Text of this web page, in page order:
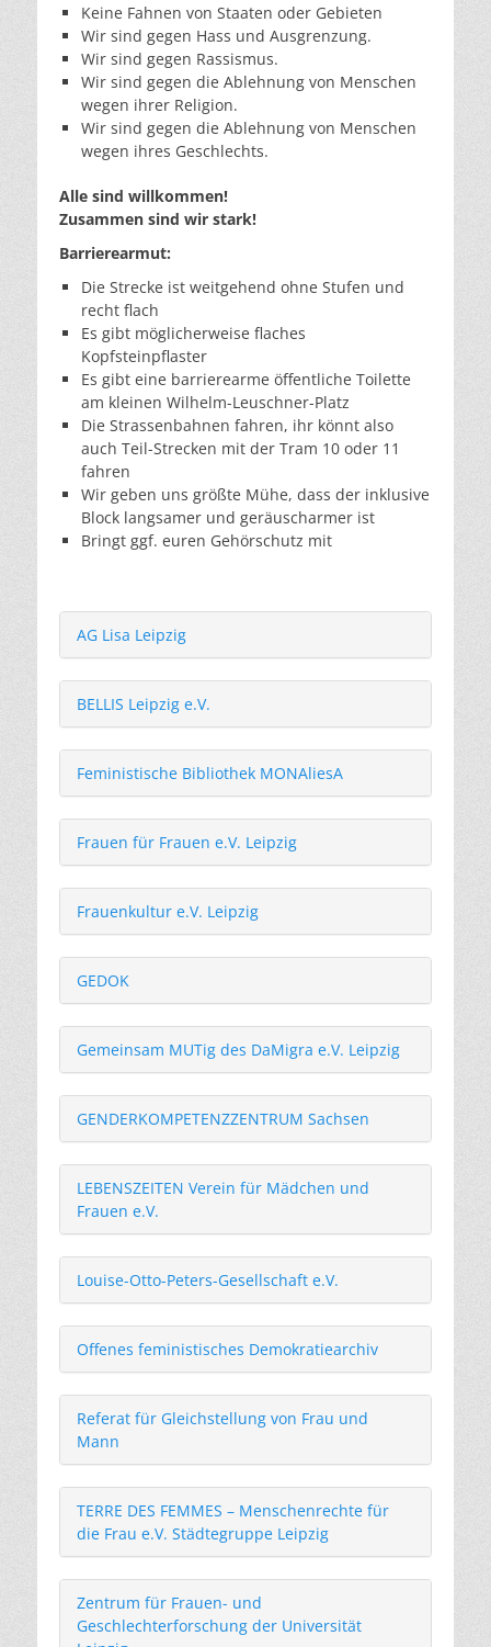
Keine Fahnen von Staaten oder Gebieten
Wir sind gegen Hass und Ausgrenzung.
Wir sind gegen Rassismus.
Wir sind gegen die Ablehnung von Menschen
wegen ihrer Religion.
Wir sind gegen die Ablehnung von Menschen
wegen ihres Geschlechts.
Alle sind willkommen!
Zusammen sind wir stark!
Barrierearmut:
Die Strecke ist weitgehend ohne Stufen und
recht flach
Es gibt möglicherweise flaches
Kopfsteinpflaster
Es gibt eine barrierearme öffentliche Toilette
am kleinen Wilhelm-Leuschner-Platz
Die Strassenbahnen fahren, ihr könnt also
auch Teil-Strecken mit der Tram 10 oder 11
fahren
Wir geben uns größte Mühe, dass der inklusive
Block langsamer und geräuscharmer ist
Bringt ggf. euren Gehörschutz mit
AG Lisa Leipzig
BELLIS Leipzig e.V.
Feministische Bibliothek MONAliesA
Frauen für Frauen e.V. Leipzig
Frauenkultur e.V. Leipzig
GEDOK
Gemeinsam MUTig des DaMigra e.V. Leipzig
GENDERKOMPETENZZENTRUM Sachsen
LEBENSZEITEN Verein für Mädchen und
Frauen e.V.
Louise-Otto-Peters-Gesellschaft e.V.
Offenes feministisches Demokratiearchiv
Referat für Gleichstellung von Frau und
Mann
TERRE DES FEMMES – Menschenrechte für
die Frau e.V. Städtegruppe Leipzig
Zentrum für Frauen- und
Geschlechterforschung der Universität